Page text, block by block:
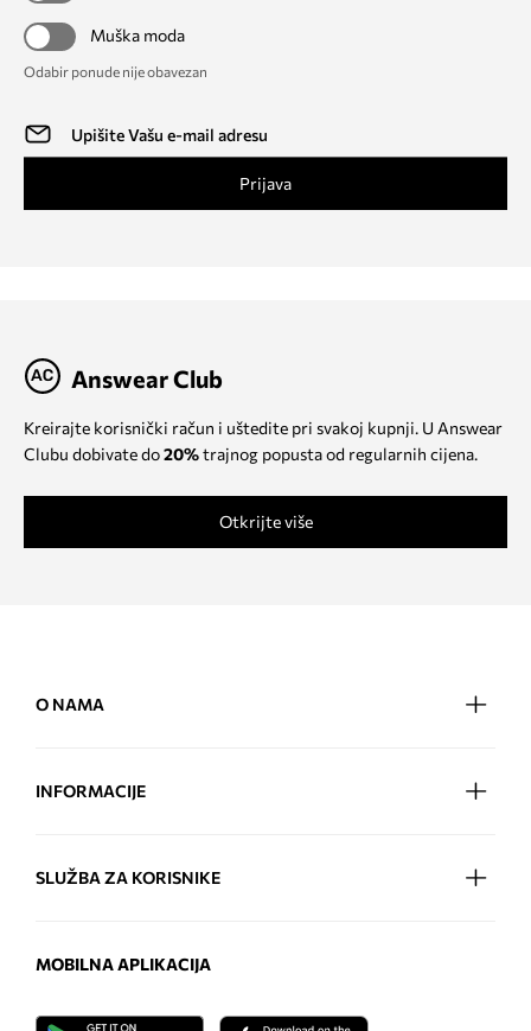
Muška moda
Odabir ponude nije obavezan
Prijava
Answear Club
Kreirajte korisnički račun i uštedite pri svakoj kupnji. U Answear
Clubu dobivate do20%trajnog popusta od regularnih cijena.
Otkrijte više
O NAMA
INFORMACIJE
SLUŽBA ZA KORISNIKE
MOBILNA APLIKACIJA